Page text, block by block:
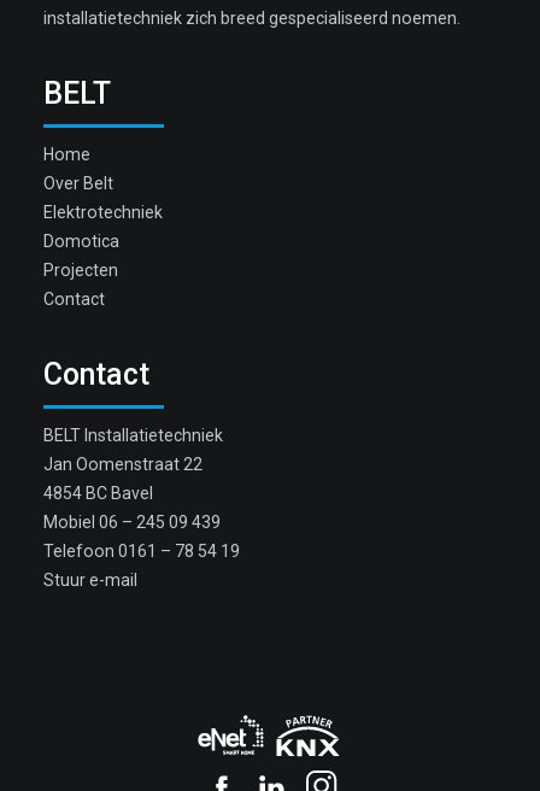
installatietechniek zich breed gespecialiseerd noemen.
BELT
Home
Over Belt
Elektrotechniek
Domotica
Projecten
Contact
Contact
BELT Installatietechniek
Jan Oomenstraat 22
4854 BC Bavel
Mobiel 06 – 245 09 439
Telefoon 0161 – 78 54 19
Stuur e-mail